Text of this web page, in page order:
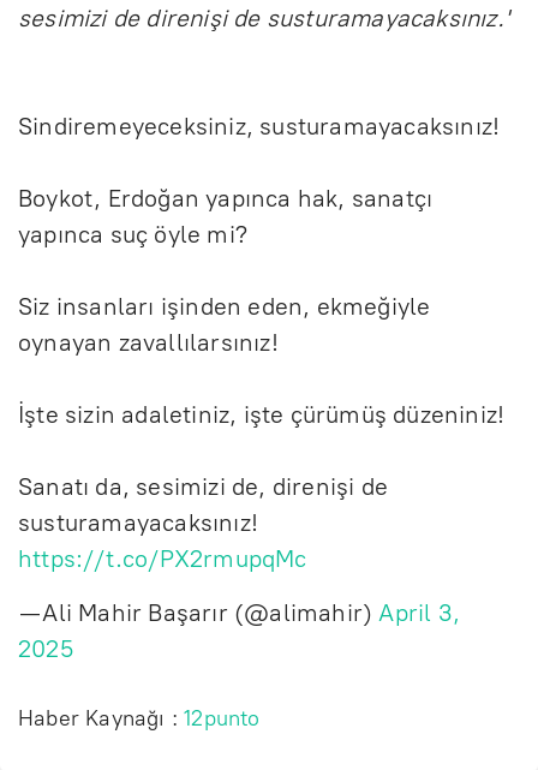
sesimizi de direnişi de susturamayacaksınız.'
Sindiremeyeceksiniz, susturamayacaksınız!
Boykot, Erdoğan yapınca hak, sanatçı
yapınca suç öyle mi?
Siz insanları işinden eden, ekmeğiyle
oynayan zavallılarsınız!
İşte sizin adaletiniz, işte çürümüş düzeniniz!
Sanatı da, sesimizi de, direnişi de
susturamayacaksınız!
https://t.co/PX2rmupqMc
— Ali Mahir Başarır (@alimahir)April 3,
2025
Haber Kaynağı :12punto